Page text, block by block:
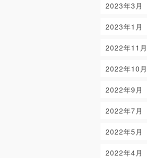
2023年3月
2023年1月
2022年11月
2022年10月
2022年9月
2022年7月
2022年5月
2022年4月